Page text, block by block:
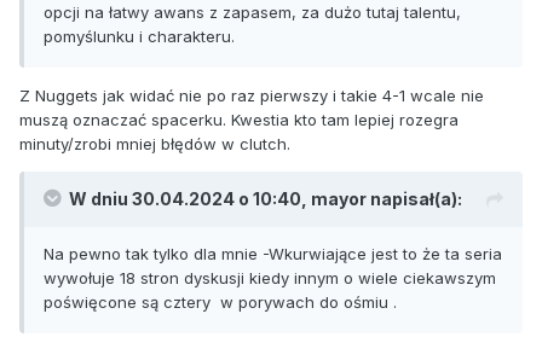
opcji na łatwy awans z zapasem, za dużo tutaj talentu,
pomyślunku i charakteru.
Z Nuggets jak widać nie po raz pierwszy i takie 4-1 wcale nie
muszą oznaczać spacerku. Kwestia kto tam lepiej rozegra
minuty/zrobi mniej błędów w clutch.
W dniu 30.04.2024 o 10:40, mayor napisał(a):
Na pewno tak tylko dla mnie -Wkurwiające jest to że ta seria
wywołuje 18 stron dyskusji kiedy innym o wiele ciekawszym
poświęcone są cztery w porywach do ośmiu .